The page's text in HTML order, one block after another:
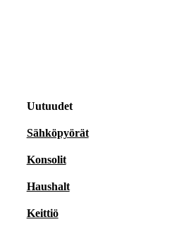
Uutuudet
Sähköpyörät
Konsolit
Haushalt
Keittiö